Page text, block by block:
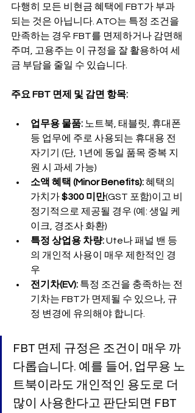
다행히 모든 비현금 혜택에 FBT가 부과
되는 것은 아닙니다. ATO는 특정 조건을
만족하는 경우 FBT를 면제하거나 감면해
주며, 고용주는 이 규정을 잘 활용하여 세
금 부담을 줄일 수 있습니다.
주요 FBT 면제 및 감면 항목:
업무용 물품: 노트북, 태블릿, 휴대폰
등 업무에 주로 사용되는 휴대용 전
자기기 (단, 1년에 동일 품목 중복 지
원 시 과세 가능)
소액 혜택 (Minor Benefits): 혜택의
가치가 $300 미만(GST 포함)이고 비
정기적으로 제공될 경우 (예: 생일 케
이크, 경조사 화환)
특정 상업용 차량: Ute나 패널 밴 등
의 개인적 사용이 매우 제한적인 경
우
전기차(EV): 특정 조건을 충족하는 전
기차는 FBT가 면제될 수 있으나, 규
정 변경에 유의해야 합니다.
FBT 면제 규정은 조건이 매우 까
다롭습니다. 예를 들어, 업무용 노
트북이라도 개인적인 용도로 더
많이 사용한다고 판단되면 FBT